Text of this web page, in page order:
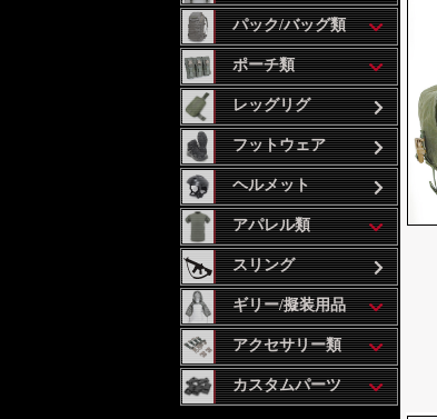
パック/バッグ類
ポーチ類
レッグリグ
フットウェア
ヘルメット
アパレル類
スリング
ギリー/擬装用品
アクセサリー類
カスタムパーツ